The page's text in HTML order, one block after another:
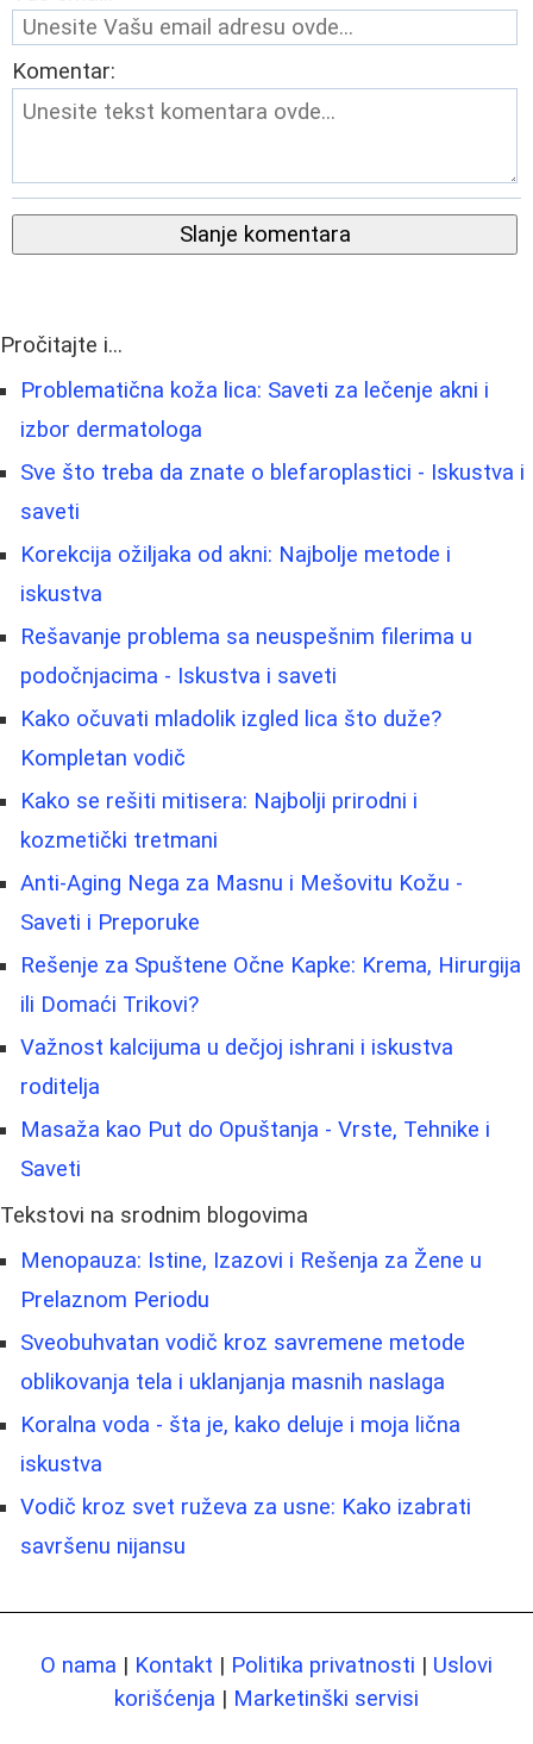
Komentar:
Slanje komentara
Pročitajte i...
Problematična koža lica: Saveti za lečenje akni i
izbor dermatologa
Sve što treba da znate o blefaroplastici - Iskustva i
saveti
Korekcija ožiljaka od akni: Najbolje metode i
iskustva
Rešavanje problema sa neuspešnim filerima u
podočnjacima - Iskustva i saveti
Kako očuvati mladolik izgled lica što duže?
Kompletan vodič
Kako se rešiti mitisera: Najbolji prirodni i
kozmetički tretmani
Anti-Aging Nega za Masnu i Mešovitu Kožu -
Saveti i Preporuke
Rešenje za Spuštene Očne Kapke: Krema, Hirurgija
ili Domaći Trikovi?
Važnost kalcijuma u dečjoj ishrani i iskustva
roditelja
Masaža kao Put do Opuštanja - Vrste, Tehnike i
Saveti
Tekstovi na srodnim blogovima
Menopauza: Istine, Izazovi i Rešenja za Žene u
Prelaznom Periodu
Sveobuhvatan vodič kroz savremene metode
oblikovanja tela i uklanjanja masnih naslaga
Koralna voda - šta je, kako deluje i moja lična
iskustva
Vodič kroz svet ruževa za usne: Kako izabrati
savršenu nijansu
O nama | Kontakt | Politika privatnosti | Uslovi
korišćenja | Marketinški servisi